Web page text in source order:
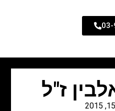
03-
ז"ל